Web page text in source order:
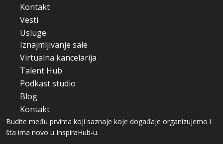
Kontakt
Vesti
Usluge
Iznajmljivanje sale
Virtualna kancelarija
Talent Hub
Podkast studio
Blog
Kontakt
Budite među prvima koji saznaje koje događaje organizujemo i
šta ima novo u InspiraHub-u.